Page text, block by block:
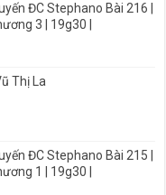
ĐC Stephano Bài 216 |
3 | 19g30 |
Thị La
ĐC Stephano Bài 215 |
1 | 19g30 |